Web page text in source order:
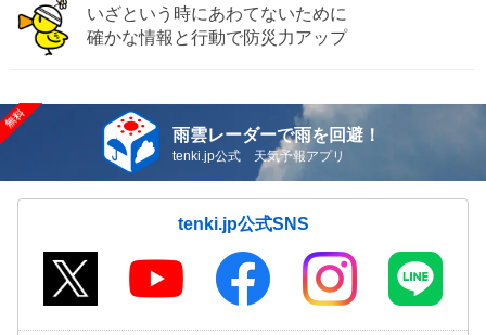
いざという時にあわてないために
確かな情報と行動で防災力アップ
雨雲レーダーで雨を回避！
tenki.jp公式 天気予報アプリ
tenki.jp公式SNS